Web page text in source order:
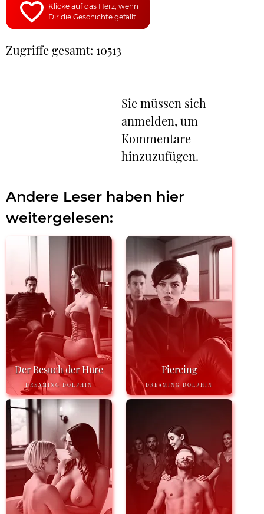
Klicke auf das Herz, wenn
Dir die Geschichte gefällt
Zugriffe gesamt: 10513
Sie müssen sich
anmelden, um
Kommentare
hinzuzufügen.
Andere Leser haben hier
weitergelesen:
Der Besuch der Hure
DREAMING DOLPHIN
Piercing
DREAMING DOLPHIN